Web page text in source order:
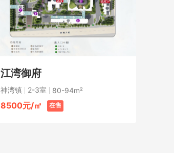
江湾御府
神湾镇 2-3室 80-94m²
8500元/㎡ 在售